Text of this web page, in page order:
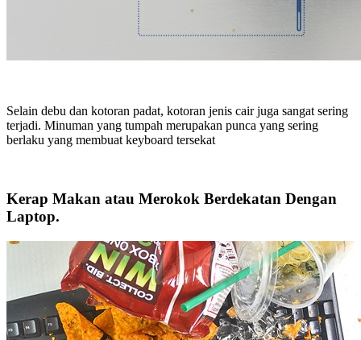
Selain debu dan kotoran padat, kotoran jenis cair juga sangat sering
terjadi. Minuman yang tumpah merupakan punca yang sering
berlaku yang membuat keyboard tersekat
Kerap Makan atau Merokok Berdekatan Dengan
Laptop.